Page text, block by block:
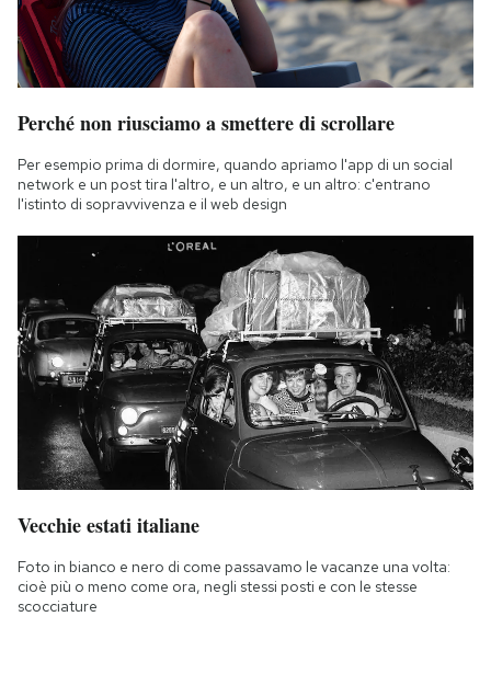
Perché non riusciamo a smettere di scrollare
Per esempio prima di dormire, quando apriamo l'app di un social
network e un post tira l'altro, e un altro, e un altro: c'entrano
l'istinto di sopravvivenza e il web design
Vecchie estati italiane
Foto in bianco e nero di come passavamo le vacanze una volta:
cioè più o meno come ora, negli stessi posti e con le stesse
scocciature